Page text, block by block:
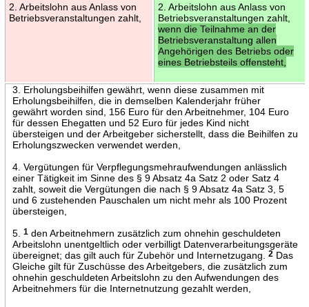
2. Arbeitslohn aus Anlass von
Betriebsveranstaltungen zahlt,
2. Arbeitslohn aus Anlass von
Betriebsveranstaltungen zahlt,
wenn die Teilnahme an der
Betriebsveranstaltung allen
Angehörigen des Betriebs oder
eines Betriebsteils offensteht,
3. Erholungsbeihilfen gewährt, wenn diese zusammen mit
Erholungsbeihilfen, die in demselben Kalenderjahr früher
gewährt worden sind, 156 Euro für den Arbeitnehmer, 104 Euro
für dessen Ehegatten und 52 Euro für jedes Kind nicht
übersteigen und der Arbeitgeber sicherstellt, dass die Beihilfen zu
Erholungszwecken verwendet werden,
4. Vergütungen für Verpflegungsmehraufwendungen anlässlich
einer Tätigkeit im Sinne des § 9 Absatz 4a Satz 2 oder Satz 4
zahlt, soweit die Vergütungen die nach § 9 Absatz 4a Satz 3, 5
und 6 zustehenden Pauschalen um nicht mehr als 100 Prozent
übersteigen,
5.
1den Arbeitnehmern zusätzlich zum ohnehin geschuldeten
Arbeitslohn unentgeltlich oder verbilligt Datenverarbeitungsgeräte
übereignet; das gilt auch für Zubehör und Internetzugang.
2Das
Gleiche gilt für Zuschüsse des Arbeitgebers, die zusätzlich zum
ohnehin geschuldeten Arbeitslohn zu den Aufwendungen des
Arbeitnehmers für die Internetnutzung gezahlt werden,